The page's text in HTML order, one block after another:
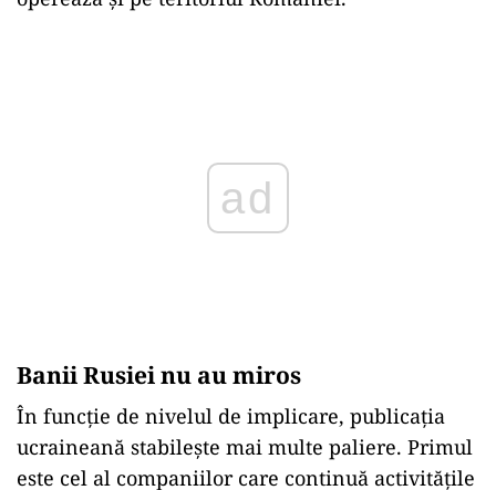
Banii Rusiei nu au miros
În funcție de nivelul de implicare, publicația
ucraineană stabilește mai multe paliere. Primul
este cel al companiilor care continuă activitățile